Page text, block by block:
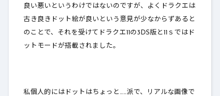
良い悪いというわけではないのですが、よくドラクエは
古き良きドット絵が良いという意見が少なからずあると
のことで、それを受けてドラクエ11の3DS版と11ｓではド
ットモードが搭載されました。
私個人的にはドットはちょっと……派で、リアルな画像で